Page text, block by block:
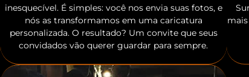
inesquecível. É simples: você nos envia suas fotos, e
nós as transformamos em uma caricatura
personalizada. O resultado? Um convite que seus
convidados vão querer guardar para sempre.